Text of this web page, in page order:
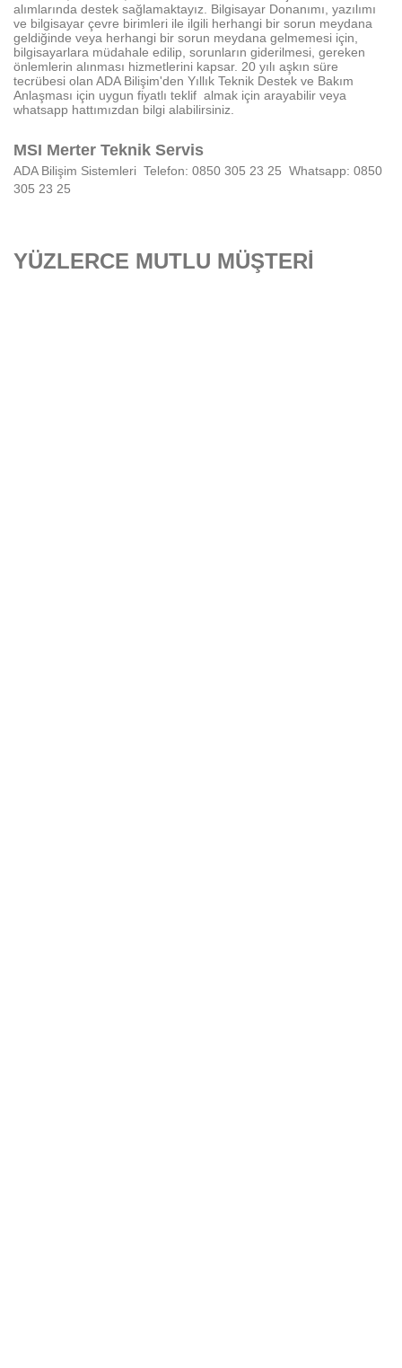
alımlarında destek sağlamaktayız. Bilgisayar Donanımı, yazılımı
ve bilgisayar çevre birimleri ile ilgili herhangi bir sorun meydana
geldiğinde veya herhangi bir sorun meydana gelmemesi için,
bilgisayarlara müdahale edilip, sorunların giderilmesi, gereken
önlemlerin alınması hizmetlerini kapsar. 20 yılı aşkın süre
tecrübesi olan ADA Bilişim'den Yıllık Teknik Destek ve Bakım
Anlaşması için uygun fiyatlı teklif almak için arayabilir veya
whatsapp hattımızdan bilgi alabilirsiniz.
MSI Merter Teknik Servis
ADA Bilişim Sistemleri Telefon: 0850 305 23 25 Whatsapp: 0850
305 23 25
YÜZLERCE MUTLU MÜŞTERİ